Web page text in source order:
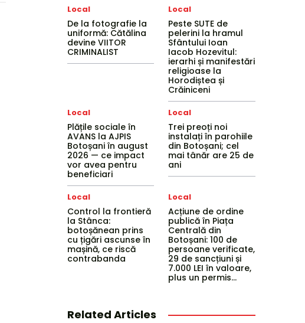
Local
De la fotografie la
uniformă: Cătălina
devine VIITOR
CRIMINALIST
Local
Peste SUTE de
pelerini la hramul
Sfântului Ioan
Iacob Hozevitul:
ierarhi și manifestări
religioase la
Horodiștea și
Crăiniceni
Local
Plățile sociale în
AVANS la AJPIS
Botoșani în august
2026 — ce impact
vor avea pentru
beneficiari
Local
Trei preoți noi
instalați în parohiile
din Botoșani; cel
mai tânăr are 25 de
ani
Local
Control la frontieră
la Stânca:
botoșănean prins
cu țigări ascunse în
mașină, ce riscă
contrabanda
Local
Acțiune de ordine
publică în Piața
Centrală din
Botoșani: 100 de
persoane verificate,
29 de sancțiuni și
7.000 LEI în valoare,
plus un permis...
Related Articles